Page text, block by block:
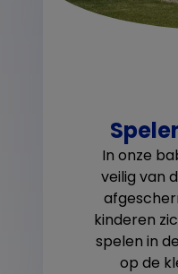
In onze
veilig van
kinderen
spelen in
op de